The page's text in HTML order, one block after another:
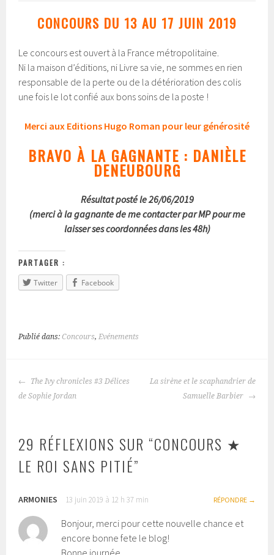
CONCOURS DU 13 AU 17 JUIN 2019
Le concours est ouvert à la France métropolitaine.
Ni la maison d’éditions, ni Livre sa vie, ne sommes en rien
responsable de la perte ou de la détérioration des colis
une fois le lot confié aux bons soins de la poste !
Merci aux Editions Hugo Roman pour leur générosité
BRAVO À LA GAGNANTE : DANIÈLE
DENEUBOURG
Résultat posté le 26/06/2019
(merci à la gagnante de me contacter par MP pour me
laisser ses coordonnées dans les 48h)
PARTAGER :
Twitter
Facebook
Publié dans:Concours,Evénements
NAVIGATION
The Ivy chronicles #3 Délices
de Sophie Jordan
La sirène et le scaphandrier de
Samuelle Barbier
29 RÉFLEXIONS SUR “CONCOURS ★
LE ROI SANS PITIÉ”
ARMONIES 13 juin 2019 à 12 h 37 min RÉPONDRE
Bonjour, merci pour cette nouvelle chance et
encore bonne fete le blog!
Bonne journée